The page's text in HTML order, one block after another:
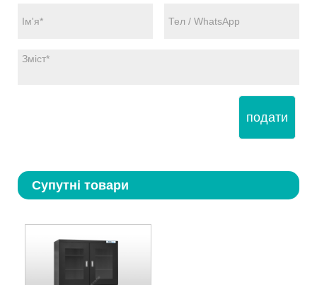
подати
Супутні товари